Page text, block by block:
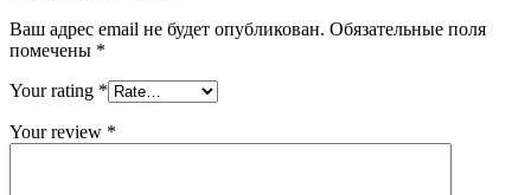
Ваш адрес email не будет опубликован. Обязательные поля
помечены *
Your rating *
Your review *